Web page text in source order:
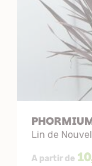
Lin de
A partir de